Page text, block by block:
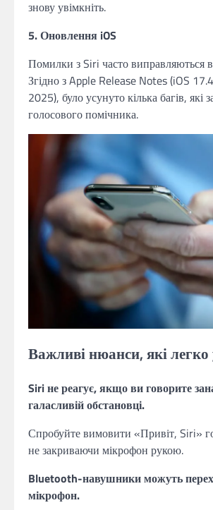
знову увімкніть.
5. Оновлення iOS
Помилки з Siri часто виправляються
Згідно з Apple Release Notes (iOS
2025), було усунуто кілька багів, які
голосового помічника.
Важливі нюанси, які легко
Siri не реагує, якщо ви говорите
галасливій обстановці.
Спробуйте вимовити «Привіт, Siri»
не закриваючи мікрофон рукою.
Bluetooth-навушники можуть
мікрофон.